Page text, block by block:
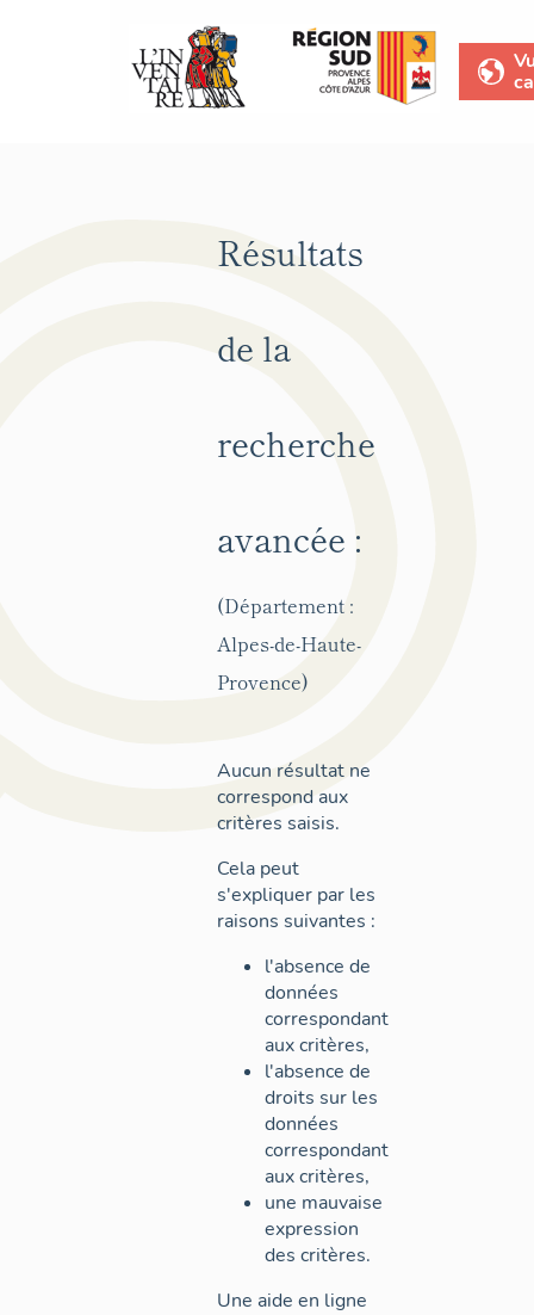
Résultats
de la
recherche
avancée :
(Département :
Alpes-de-Haute-
Provence)
Aucun résultat ne
correspond aux
critères saisis.
Cela peut
s'expliquer par les
raisons suivantes :
l'absence de
données
correspondant
aux critères,
l'absence de
droits sur les
données
correspondant
aux critères,
une mauvaise
expression
des critères.
Une aide en ligne